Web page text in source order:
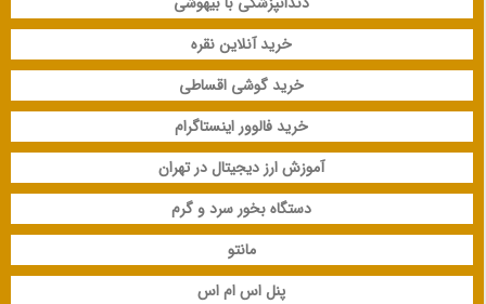
خرید آنلاین نقره
خرید گوشی اقساطی
خرید فالوور اینستاگرام
آموزش ارز دیجیتال در تهران
دستگاه بخور سرد و گرم
مانتو
پنل اس ام اس